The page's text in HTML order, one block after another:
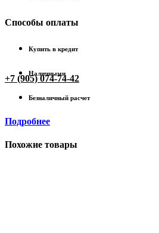
+7 (905) 074-74-42
Способы оплаты
Купить в кредит
Наличными
Безналичный расчет
Подробнее
Похожие товары